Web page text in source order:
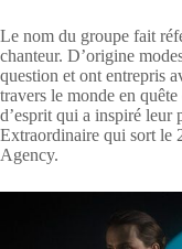
Le nom du groupe fait
chanteur. D’origine
question et ont entrepris
travers le monde en
d’esprit qui a inspiré leur
Extraordinaire qui sort le
Agency.